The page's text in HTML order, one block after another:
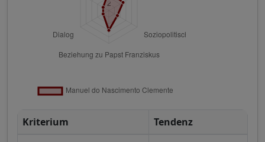
Kriterium
Tendenz